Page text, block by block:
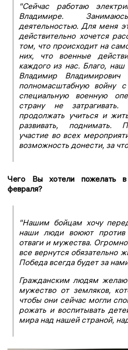
"Сейчас работаю
Владимире.
деятельностью. Для меня
действительно хочется
том, что происходит на
них, что военные
каждого из нас. Благо,
Владимир
полномасштабную войну
специальную военную
страну не
продолжать учиться и
развивать, поднимать.
участие во всех
возможность донести, за
Чего Вы хотели пожелать
февраля?
"Нашим бойцам хочу
наши люди воюют
отваги и мужества.
все вернутся обязательно
Победа всегда будет за
Гражданским людям
мужество от земляков,
чтобы они сейчас могли
рожать и воспитывать
мира над нашей страной,